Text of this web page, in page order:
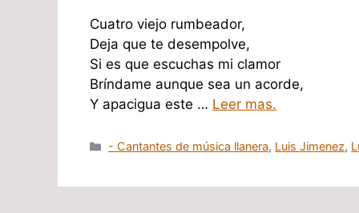
Cuatro viejo rumbeador,
Deja que te desempolve,
Si es que escuchas mi clamor
Bríndame aunque sea un acorde,
Y apacigua este … Leer mas.
Categorías
- Cantantes de música llanera, Luis Jimenez,